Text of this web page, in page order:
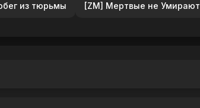
из тюрьмы [ZM] Мертвые не Умирают